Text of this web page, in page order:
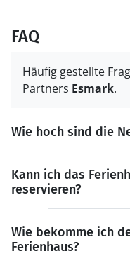
FAQ
Häufig gestellte
Partners Esmark.
Wie hoch sind die
Kann ich das
reservieren?
Wie bekomme ich
Ferienhaus?